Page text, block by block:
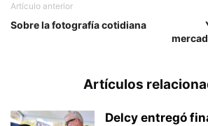
Artículo anterior
Sobre la fotografía cotidiana
Artículos
Delcy entregó